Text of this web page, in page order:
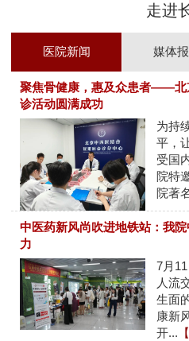
走进
医院新闻 媒体
聚焦骨健康，惠及众患者——北
诊活动圆满成功
为持
平，
受国
院特
院著
中医药新风尚吹进地铁站：我
力
7月
人流
生面
康新
开...